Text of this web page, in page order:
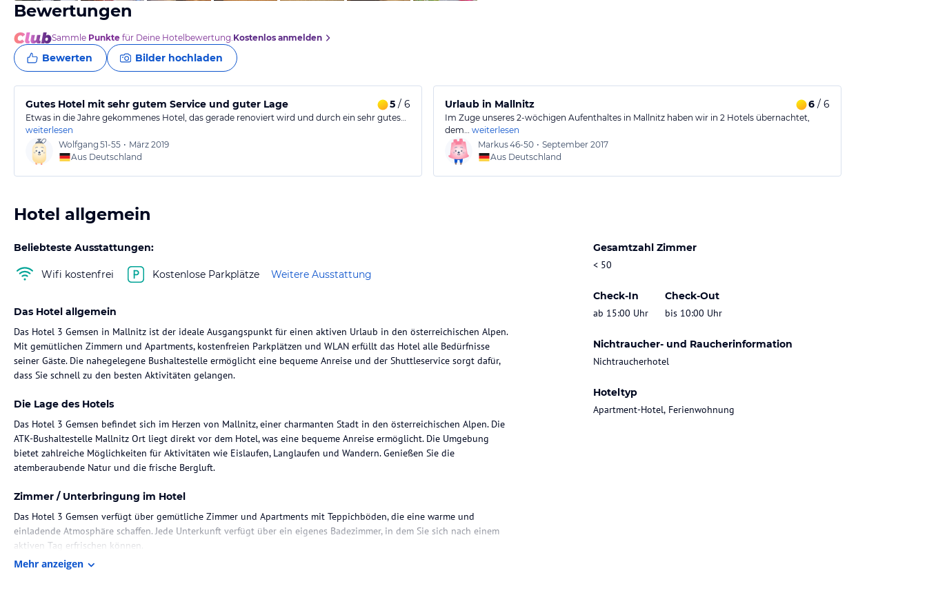
Bewertungen
Sammle Punkte für Deine Hotelbewertung.Kostenlos anmelden
Bewerten Bilder hochladen
Gutes Hotel mit sehr gutem Service und guter Lage 5 / 6
Etwas in die Jahre gekommenes Hotel, das gerade renoviert wird und durch ein sehr gutes…
weiterlesen
Wolfgang 51-55 • März 2019
Aus Deutschland
Urlaub in Mallnitz 6 / 6
Im Zuge unseres 2-wöchigen Aufenthaltes in Mallnitz haben wir in 2 Hotels übernachtet,
dem… weiterlesen
Markus46-50 • September 2017
Aus Deutschland
Hotel allgemein
Beliebteste Ausstattungen:
Wifi kostenfrei Kostenlose Parkplätze Weitere Ausstattung
Gesamtzahl Zimmer
< 50
Check-In
ab 15:00 Uhr
Check-Out
bis 10:00 Uhr
Nichtraucher- und Raucherinformation
Nichtraucherhotel
Hoteltyp
Apartment-Hotel, Ferienwohnung
Das Hotel allgemein
Das Hotel 3 Gemsen in Mallnitz ist der ideale Ausgangspunkt für einen aktiven Urlaub in den österreichischen Alpen.
Mit gemütlichen Zimmern und Apartments, kostenfreien Parkplätzen und WLAN erfüllt das Hotel alle Bedürfnisse
seiner Gäste. Die nahegelegene Bushaltestelle ermöglicht eine bequeme Anreise und der Shuttleservice sorgt dafür,
dass Sie schnell zu den besten Aktivitäten gelangen.
Die Lage des Hotels
Das Hotel 3 Gemsen befindet sich im Herzen von Mallnitz, einer charmanten Stadt in den österreichischen Alpen. Die
ATK-Bushaltestelle Mallnitz Ort liegt direkt vor dem Hotel, was eine bequeme Anreise ermöglicht. Die Umgebung
bietet zahlreiche Möglichkeiten für Aktivitäten wie Eislaufen, Langlaufen und Wandern. Genießen Sie die
atemberaubende Natur und die frische Bergluft.
Zimmer / Unterbringung im Hotel
Das Hotel 3 Gemsen verfügt über gemütliche Zimmer und Apartments mit Teppichböden, die eine warme und
einladende Atmosphäre schaffen. Jede Unterkunft verfügt über ein eigenes Badezimmer, in dem Sie sich nach einem
aktiven Tag erfrischen können.
Mehr anzeigen